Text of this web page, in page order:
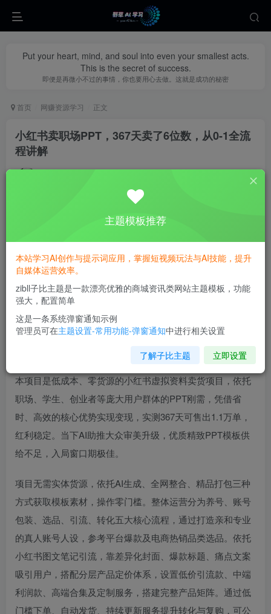
Put your heart, mind, and soul into even your smallest acts.
This is the secret of success.
即便是再微小不过的事情，你也要用心去做。这就是成功的秘密
首页 网赚资源学习 正文
小红书卖职场PPT，367天卖了6位数，从0-1全流
程讲解
私信
本项目是低成本、零货源的小红书虚拟资料卖货项目，依托
职场、学生、创业者等庞大用户群体的PPT刚需，凭借省
时、高效的核心优势实现变现，实测367天可售出1.1万单，
红利稳定。当下AI助推大众审美升级，优质精致PPT模板供
给不足，入局窗口期极佳。
项目无需实体货源，依托AI生成、全网整合、精品打包三种
方式获取模板素材，操作零门槛。整体运营分为养号、账号
包装、选品、引流、转化五大核心流程，通过打造亲和专业
的真人账号人设，参考平台爆款及电商热销品类选品。依托
小红书图文笔记引流，靠差异化封面、爆款标题、痛点文案
吸引用户，搭配分层产品定价体系，设置低价引流款、中端
利润款、高端合集及定制服务，搭建完整产品矩阵。通过低
门槛下单、自动发货、持续更新服务提升转化与复购，可公
主题模板推荐
本站学习AI创作与提示词应用，掌握短视频玩法与AI技能，提升
自媒体运营效率。
zibll子比主题是一款漂亮优雅的商城资讯类网站主题模板，功能
强大，配置简单
这是一条系统弹窗通知示例
管理员可在主题设置-常用功能-弹窗通知中进行相关设置
了解子比主题 立即设置